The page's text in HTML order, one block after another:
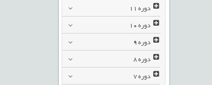
دوره
دوره
دوره
دوره
دوره